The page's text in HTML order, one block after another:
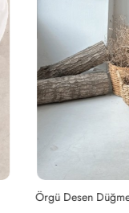
Hırka - Antrasit